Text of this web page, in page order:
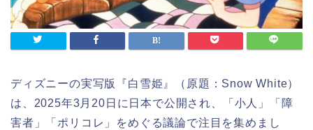
ディズニーの実写版『白雪姫』（原題：Snow White）
は、2025年3月20日に日本で公開され、「小人」「障
害者」「ポリコレ」をめぐる議論で注目を集めまし